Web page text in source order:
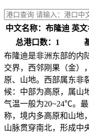
中文名称：布隆迪 英
总港口数：1
布隆迪是非洲东部的内
交界，西邻刚果（金）
原、山地。西部属东非
候：中部为高原，属山
气温一般为20~24℃。
称，境内多高原和山地
山脉贯穿南北，形成中